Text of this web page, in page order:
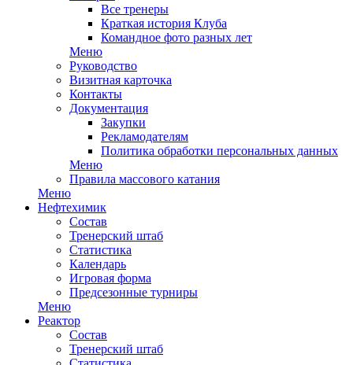
Все тренеры
Краткая история Клуба
Командное фото разных лет
Меню
Руководство
Визитная карточка
Контакты
Документация
Закупки
Рекламодателям
Политика обработки персональных данных
Меню
Правила массового катания
Меню
Нефтехимик
Состав
Тренерский штаб
Статистика
Календарь
Игровая форма
Предсезонные турниры
Меню
Реактор
Состав
Тренерский штаб